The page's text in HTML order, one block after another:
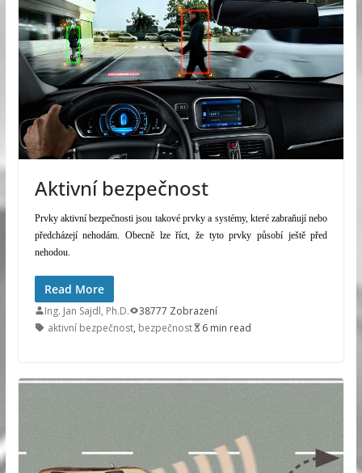
Aktivní bezpečnost
Prvky aktivní bezpečnosti jsou takové prvky a systémy, které zabraňují nebo
předcházejí nehodám. Obecně lze říct, že tyto prvky působí ještě před
nehodou.
Read More
Ing. Jan Sajdl, Ph.D.
38777 Zobrazení
aktivní bezpečnost, bezpečnost 6 min read